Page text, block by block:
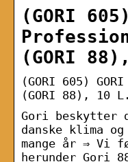
(GORI
(GORI
(GORI 605)
(GORI 88),
Gori beskytter
danske klima
mange år ⇒ Vi
herunder Gori